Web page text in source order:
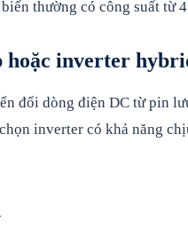
thường có công suất từ
hoặc inverter
đổi dòng điện DC từ pin
inverter có khả năng